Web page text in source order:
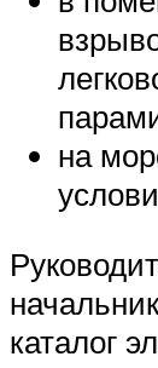
на
каталог